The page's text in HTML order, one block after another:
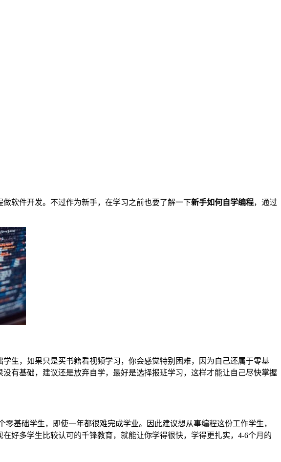
软件开发。不过作为新手，在学习之前也要了解一下新手如何自学编程，通过
，如果只是买书籍看视频学习，你会感觉特别困难，因为自己还属于零基
有基础，建议还是放弃自学，最好是选择报班学习，这样才能让自己尽快掌握
础学生，即使一年都很难完成学业。因此建议想从事编程这份工作学生，
好多学生比较认可的千锋教育，就能让你学得很快，学得更扎实，4-6个月的